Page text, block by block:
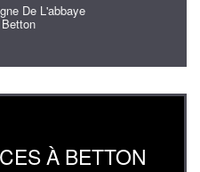
De L'abbaye
À BETTON